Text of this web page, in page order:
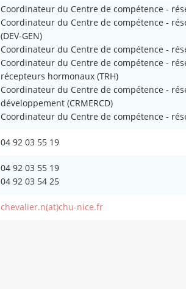
Coordinateur du Centre de compétence -
Coordinateur du Centre de compétence -
(DEV-GEN)
Coordinateur du Centre de compétence -
Coordinateur du Centre de compétence -
récepteurs hormonaux (TRH)
Coordinateur du Centre de compétence -
développement (CRMERCD)
Coordinateur du Centre de compétence -
04 92 03 55 19
04 92 03 55 19
04 92 03 54 25
chevalier.n(at)chu-nice.fr